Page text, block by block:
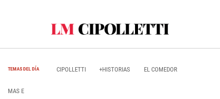
TEMAS DEL DÍA CIPOLLETTI +HISTORIAS EL COMEDOR
MAS E